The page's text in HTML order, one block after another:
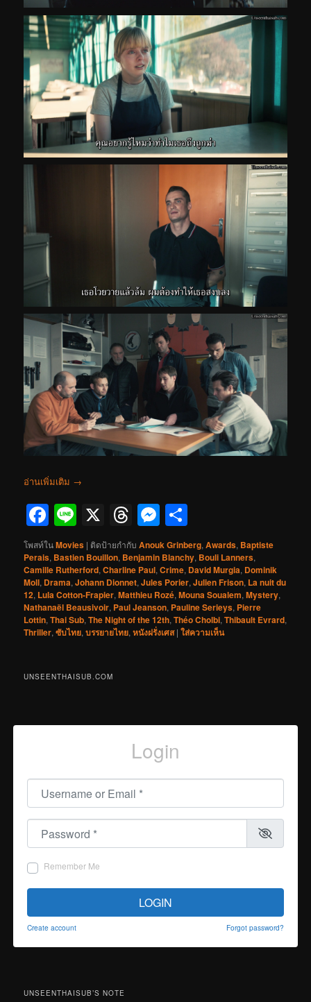
อ่านเพิ่มเติม →
Facebook
Line
X Threads
Messenger
โพสท์ในMovies | ติดป้ายกำกับ Anouk Grinberg,Awards, Baptiste
Perais, Bastien Bouillon, Benjamin Blanchy, Bouli Lanners,
Camille Rutherford,Charline Paul,Crime, David Murgia, Dominik
Moll, Drama,Johann Dionnet,Jules Porier,Julien Frison, La nuit du
12, Lula Cotton-Frapier,Matthieu Rozé,Mouna Soualem,Mystery,
Nathanaël Beausivoir, Paul Jeanson, Pauline Serieys, Pierre
Lottin,Thai Sub,The Night of the 12th,Théo Cholbi,Thibault Evrard,
Thriller,ซับไทย,บรรยายไทย,หนังฝรั่งเศส |ใส่ความเห็น
UNSEENTHAISUB.COM
Login
Username or Email
Password
Remember Me
LOGIN
Create account Forgot password?
UNSEENTHAISUB’S NOTE